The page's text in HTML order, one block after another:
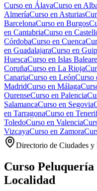
Curso en ÁlavaCurso en
AlmeríaCurso en Asturias
BarcelonaCurso en Burgos
en CantabriaCurso en
CórdobaCurso en Cuenca
en GuadalajaraCurso en
HuescaCurso en Islas
CoruñaCurso en La Rioja
CanariaCurso en LeónCurso
MadridCurso en Málaga
OurenseCurso en Palencia
SalamancaCurso en Segovia
en TarragonaCurso en
ToledoCurso en Valencia
VizcayaCurso en Zamora
Directorio de Ciudades y
Curso Peluquería
Localidad